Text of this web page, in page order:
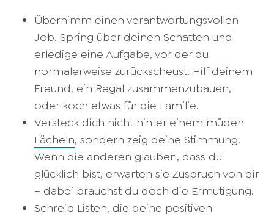
Übernimm einen verantwortungsvollen
Job. Spring über deinen Schatten und
erledige eine Aufgabe, vor der du
normalerweise zurückscheust. Hilf deinem
Freund, ein Regal zusammenzubauen,
oder koch etwas für die Familie.
Versteck dich nicht hinter einem müden
Lächeln, sondern zeig deine Stimmung.
Wenn die anderen glauben, dass du
glücklich bist, erwarten sie Zuspruch von dir
– dabei brauchst du doch die Ermutigung.
Schreib Listen, die deine positiven